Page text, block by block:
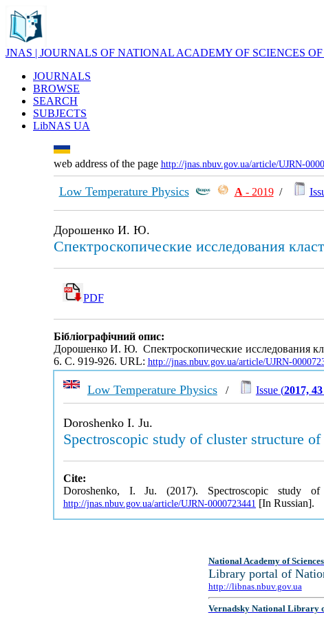
JNAS | JOURNALS OF NATIONAL ACADEMY OF SCIENCES
JOURNALS
BROWSE
SEARCH
SUBJECTS
LibNAS UA
web address of the page http://jnas.nbuv.gov.ua/article/UJRN-
Low Temperature Physics А - 2019/
Дорошенко И. Ю.
Спектроскопические исследования
PDF
Бібліографічний опис:
Дорошенко И. Ю. Спектроскопические исследования
6. С. 919-926. URL: http://jnas.nbuv.gov.ua/article/UJRN-
Low Temperature Physics/ Issue (2017, 43
Doroshenko I. Ju.
Spectroscopic study of cluster structure
Cite:
Doroshenko, I. Ju. (2017). Spectroscopic study
http://jnas.nbuv.gov.ua/article/UJRN-0000723441 [In Russian].
National Academy of
Library portal of
http://libnas.nbuv.gov.ua
Vernadsky National Library